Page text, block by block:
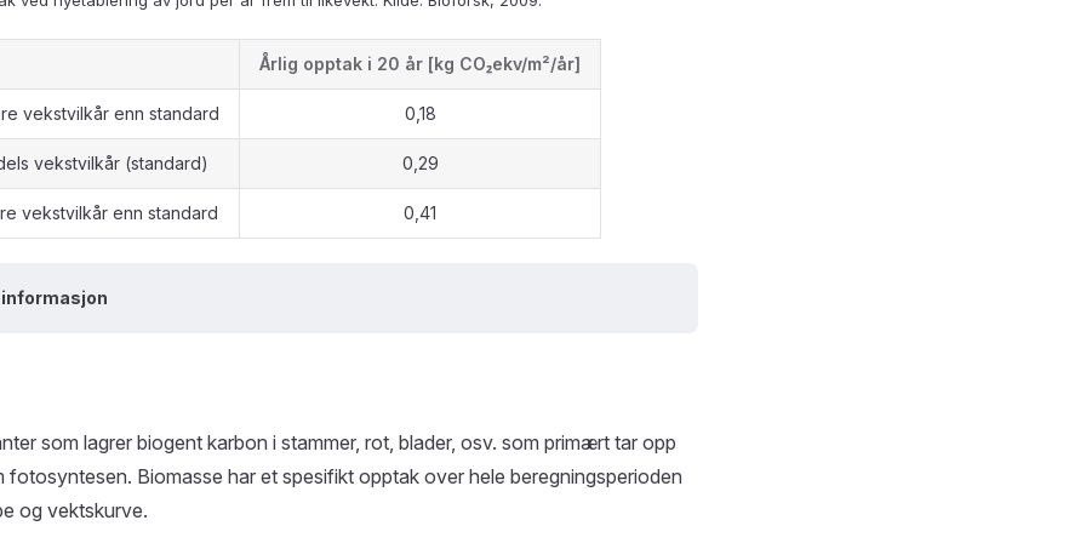
Årlig opptak i 20 år [kg CO₂ekv/m²/år]
vekstvilkår enn standard 0,18
vekstvilkår (standard) 0,29
vekstvilkår enn standard 0,41
som lagrer biogent karbon i stammer, rot, blader, osv. som primært tar opp
fotosyntesen. Biomasse har et spesifikt opptak over hele beregningsperioden
og vektskurve.